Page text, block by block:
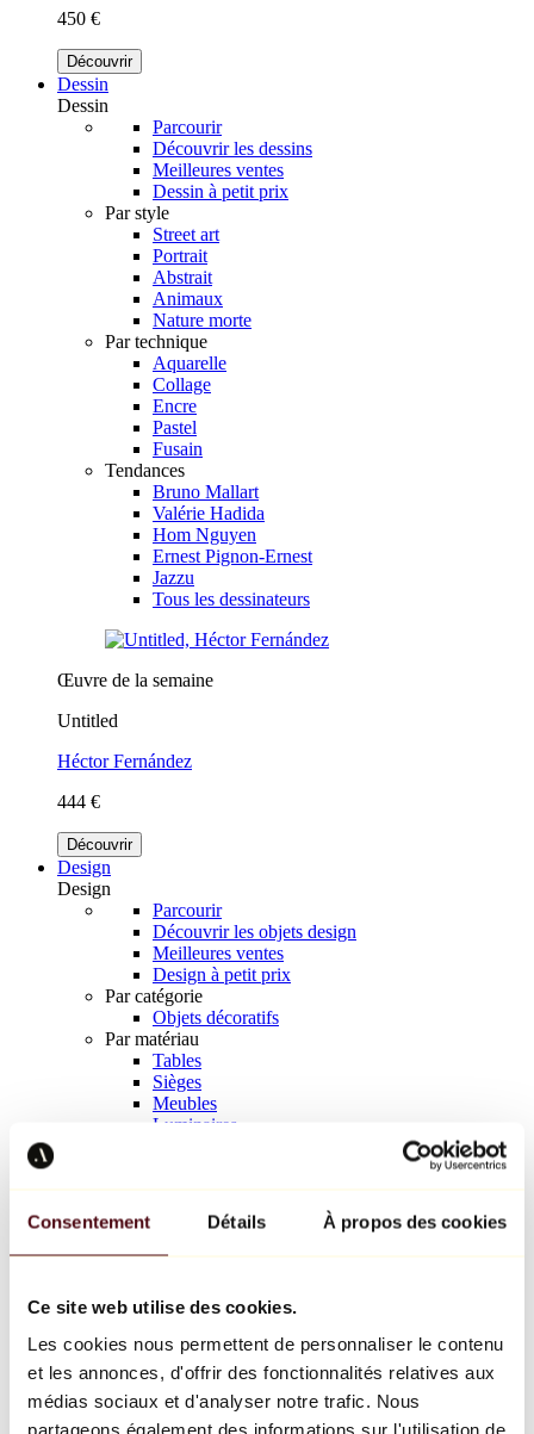
Consentement Détails À propos des cookies
Ce site web utilise des cookies.
Les cookies nous permettent de personnaliser le contenu
et les annonces, d'offrir des fonctionnalités relatives aux
médias sociaux et d'analyser notre trafic. Nous
partageons également des informations sur l'utilisation de
450 €
Découvrir
Dessin
Dessin
Parcourir
Découvrir les dessins
Meilleures ventes
Dessin à petit prix
Par style
Street art
Portrait
Abstrait
Animaux
Nature morte
Par technique
Aquarelle
Collage
Encre
Pastel
Fusain
Tendances
Bruno Mallart
Valérie Hadida
Hom Nguyen
Ernest Pignon-Ernest
Jazzu
Tous les dessinateurs
Œuvre de la semaine
Untitled
Héctor Fernández
444 €
Découvrir
Design
Design
Parcourir
Découvrir les objets design
Meilleures ventes
Design à petit prix
Par catégorie
Objets décoratifs
Par matériau
Tables
Sièges
Meubles
Luminaires
Richard Orlinski
Keith Haring
Jeff Koons
Jean-Michel Basquiat
Tous les designers
Œuvre de la semaine